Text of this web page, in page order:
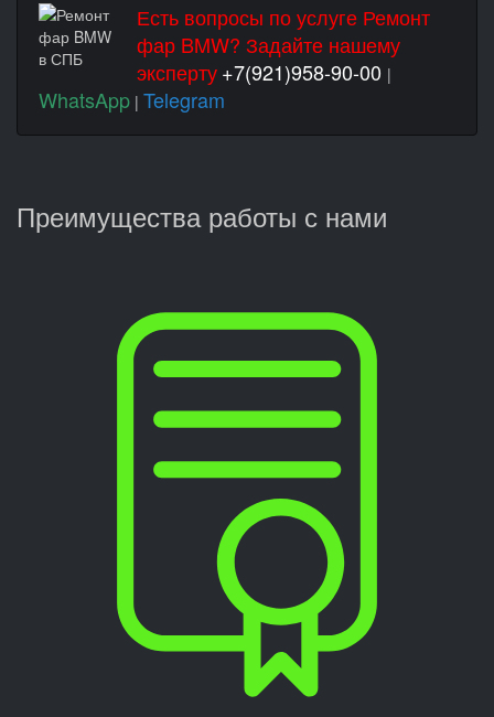
Есть вопросы по услуге Ремонт
фар BMW? Задайте нашему
эксперту+7(921)958-90-00 |
WhatsApp | Telegram
Преимущества работы с нами